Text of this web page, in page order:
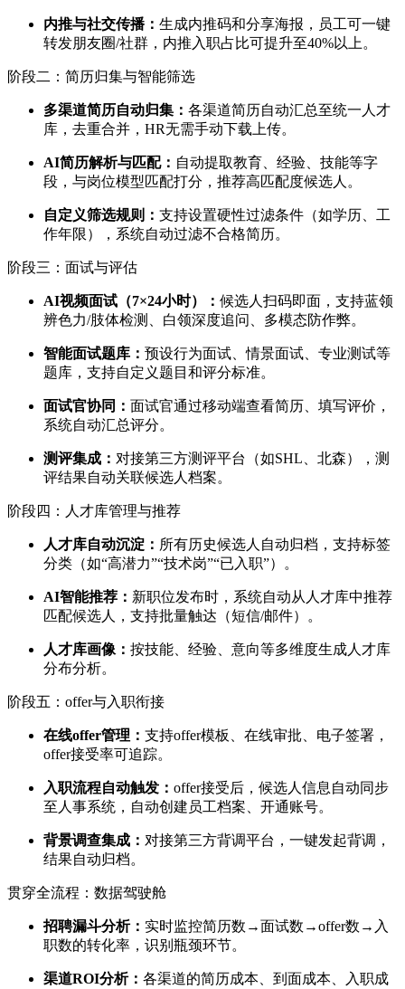
内推与社交传播： 生成内推码和分享海报，员工可一键
转发朋友圈/社群，内推入职占比可提升至40%以上。
阶段二：简历归集与智能筛选
多渠道简历自动归集： 各渠道简历自动汇总至统一人才
库，去重合并，HR无需手动下载上传。
AI简历解析与匹配： 自动提取教育、经验、技能等字
段，与岗位模型匹配打分，推荐高匹配度候选人。
自定义筛选规则： 支持设置硬性过滤条件（如学历、工
作年限），系统自动过滤不合格简历。
阶段三：面试与评估
AI视频面试（7×24小时）： 候选人扫码即面，支持蓝领
辨色力/肢体检测、白领深度追问、多模态防作弊。
智能面试题库： 预设行为面试、情景面试、专业测试等
题库，支持自定义题目和评分标准。
面试官协同： 面试官通过移动端查看简历、填写评价，
系统自动汇总评分。
测评集成： 对接第三方测评平台（如SHL、北森），测
评结果自动关联候选人档案。
阶段四：人才库管理与推荐
人才库自动沉淀： 所有历史候选人自动归档，支持标签
分类（如“高潜力”“技术岗”“已入职”）。
AI智能推荐： 新职位发布时，系统自动从人才库中推荐
匹配候选人，支持批量触达（短信/邮件）。
人才库画像： 按技能、经验、意向等多维度生成人才库
分布分析。
阶段五：offer与入职衔接
在线offer管理： 支持offer模板、在线审批、电子签署，
offer接受率可追踪。
入职流程自动触发： offer接受后，候选人信息自动同步
至人事系统，自动创建员工档案、开通账号。
背景调查集成： 对接第三方背调平台，一键发起背调，
结果自动归档。
贯穿全流程：数据驾驶舱
招聘漏斗分析： 实时监控简历数→面试数→offer数→入
职数的转化率，识别瓶颈环节。
渠道ROI分析： 各渠道的简历成本、到面成本、入职成